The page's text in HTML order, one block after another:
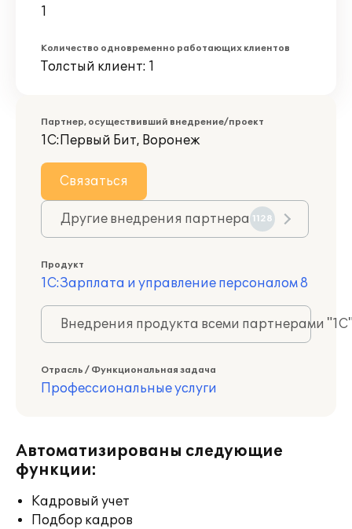
1
Количество одновременно работающих клиентов
Толстый клиент: 1
Партнер, осуществивший внедрение/проект
1С:Первый Бит, Воронеж
Связаться
Другие внедрения партнера 1128
Продукт
1С:Зарплата и управление персоналом 8
Внедрения продукта всеми партнерами
Отрасль / Функциональная задача
Профессиональные услуги
Автоматизированы следующие
функции:
Кадровый учет
Подбор кадров